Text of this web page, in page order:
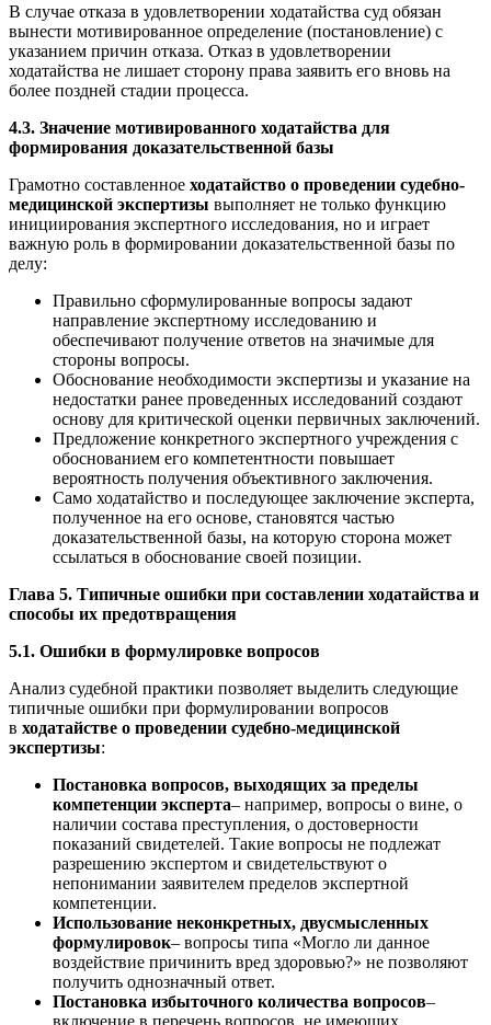
В случае отказа в удовлетворении ходатайства суд обязан
вынести мотивированное определение (постановление) с
указанием причин отказа. Отказ в удовлетворении
ходатайства не лишает сторону права заявить его вновь на
более поздней стадии процесса.
4.3. Значение мотивированного ходатайства для
формирования доказательственной базы
Грамотно составленное ходатайство о проведении судебно-
медицинской экспертизы выполняет не только функцию
инициирования экспертного исследования, но и играет
важную роль в формировании доказательственной базы по
делу:
Правильно сформулированные вопросы задают
направление экспертному исследованию и
обеспечивают получение ответов на значимые для
стороны вопросы.
Обоснование необходимости экспертизы и указание на
недостатки ранее проведенных исследований создают
основу для критической оценки первичных заключений.
Предложение конкретного экспертного учреждения с
обоснованием его компетентности повышает
вероятность получения объективного заключения.
Само ходатайство и последующее заключение эксперта,
полученное на его основе, становятся частью
доказательственной базы, на которую сторона может
ссылаться в обоснование своей позиции.
Глава 5. Типичные ошибки при составлении ходатайства и
способы их предотвращения
5.1. Ошибки в формулировке вопросов
Анализ судебной практики позволяет выделить следующие
типичные ошибки при формулировании вопросов
в ходатайстве о проведении судебно-медицинской
экспертизы:
Постановка вопросов, выходящих за пределы
компетенции эксперта– например, вопросы о вине, о
наличии состава преступления, о достоверности
показаний свидетелей. Такие вопросы не подлежат
разрешению экспертом и свидетельствуют о
непонимании заявителем пределов экспертной
компетенции.
Использование неконкретных, двусмысленных
формулировок– вопросы типа «Могло ли данное
воздействие причинить вред здоровью?» не позволяют
получить однозначный ответ.
Постановка избыточного количества вопросов–
включение в перечень вопросов, не имеющих